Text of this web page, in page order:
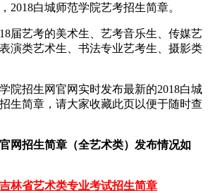
2018白城师范学院艺考招生简章。
届艺考的美术生、艺考音乐生、传媒艺
演类艺术生、书法专业艺考生、摄影类
院招生网官网实时发布最新的2018白城
生简章，请大家收藏此页以便于随时查
网招生简章（全艺术类）发布情况如
林省艺术类专业考试招生简章